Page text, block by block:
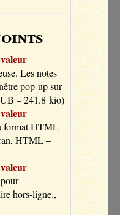
Les notes
pop-up sur
– 241.8 kio)
format HTML
HTML –
hors-ligne.,